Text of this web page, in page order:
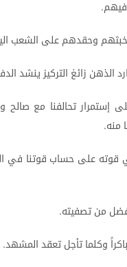
فيهم.
وحقدهمعلى الشعب
الذهن زائغ التركيزينشد
إستمرار تحالفنا مع صالح
منه.
قوته على حساب قوتنا في
منتصفيته.
باكراًوكلماتأجلتعقدالمشهد.